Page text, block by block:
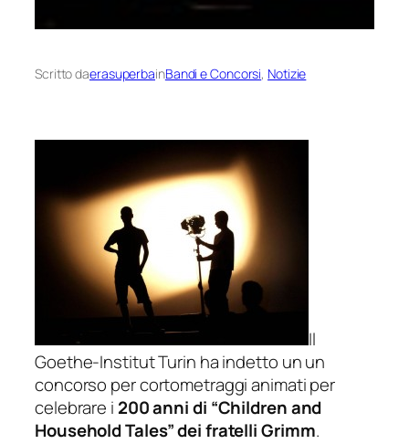
Scritto daerasuperbainBandi e Concorsi, Notizie
Il
Goethe-Institut Turin ha indetto un un
concorso per cortometraggi animati per
celebrare i 200 anni di “Children and
Household Tales” dei fratelli Grimm.